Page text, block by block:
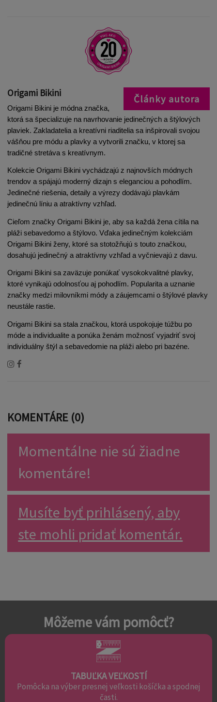
Články autora
Origami Bikini
Origami Bikini je módna značka,
ktorá sa špecializuje na navrhovanie jedinečných a štýlových
plaviek. Zakladatelia a kreatívni riaditelia sa inšpirovali svojou
vášňou pre módu a plavky a vytvorili značku, v ktorej sa
tradičné stretáva s kreatívnym.
Kolekcie Origami Bikini vychádzajú z najnovších módnych
trendov a spájajú moderný dizajn s eleganciou a pohodlím.
Jedinečné riešenia, detaily a výrezy dodávajú plavkám
jedinečnú líniu a atraktívny vzhľad.
Cieľom značky Origami Bikini je, aby sa každá žena cítila na
pláži sebavedomo a štýlovo. Vďaka jedinečným kolekciám
Origami Bikini ženy, ktoré sa stotožňujú s touto značkou,
dosahujú jedinečný a atraktívny vzhľad a vyčnievajú z davu.
Origami Bikini sa zaväzuje ponúkať vysokokvalitné plavky,
ktoré vynikajú odolnosťou aj pohodlím. Popularita a uznanie
značky medzi milovníkmi módy a záujemcami o štýlové plavky
neustále rastie.
Origami Bikini sa stala značkou, ktorá uspokojuje túžbu po
móde a individualite a ponúka ženám možnosť vyjadriť svoj
individuálny štýl a sebavedomie na pláži alebo pri bazéne.
KOMENTÁRE (0)
Momentálne nie sú žiadne
komentáre!
Musíte byť prihlásený, aby
ste mohli pridať komentár.
Môžeme vám pomôcť?
TABUĽKA VEĽKOSTÍ
Pomôcka na výber presnej veľkosti košíčka a spodnej
časti.